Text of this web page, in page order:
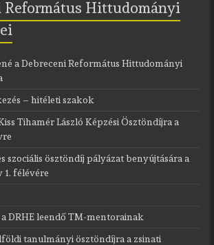
Református Hittudományi
a Debreceni Református Hittudományi
– hitéleti szakok
Tihamér László Képzési Ösztöndíjra a
szociális ösztöndíj pályázat benyújtására a
1. félévére
DRHE leendő TM-mentorainak
tanulmányi ösztöndíjra a zsinati